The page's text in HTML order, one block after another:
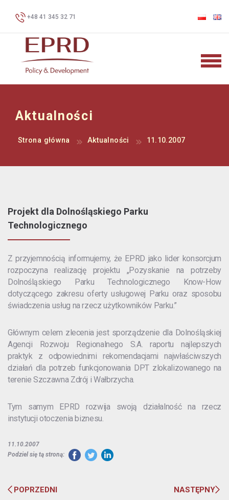
+48 41 345 32 71
Aktualności
Strona główna Aktualności 11.10.2007
Projekt dla Dolnośląskiego Parku
Technologicznego
Z przyjemnością informujemy, że EPRD jako lider konsorcjum
rozpoczyna realizację projektu „Pozyskanie na potrzeby
Dolnośląskiego Parku Technologicznego Know-How
dotyczącego zakresu oferty usługowej Parku oraz sposobu
świadczenia usług na rzecz użytkowników Parku.”
Głównym celem zlecenia jest sporządzenie dla Dolnośląskiej
Agencji Rozwoju Regionalnego S.A. raportu najlepszych
praktyk z odpowiednimi rekomendacjami najwłaściwszych
działań dla potrzeb funkcjonowania DPT zlokalizowanego na
terenie Szczawna Zdrój i Wałbrzycha.
Tym samym EPRD rozwija swoją działalność na rzecz
instytucji otoczenia biznesu.
11.10.2007
Podziel się tą stroną:
POPRZEDNI NASTĘPNY